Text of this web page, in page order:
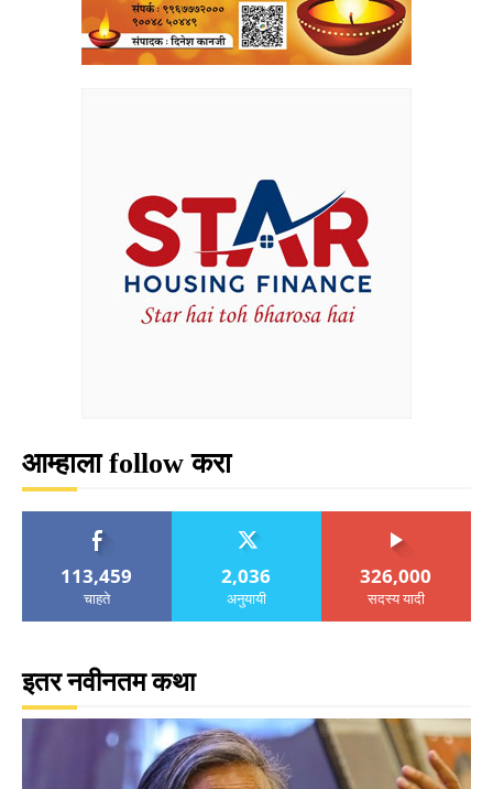
आम्हाला follow करा
113,459
चाहते
2,036
अनुयायी
326,000
सदस्य यादी
इतर नवीनतम कथा